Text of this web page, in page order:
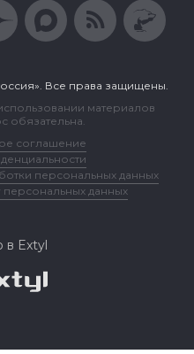
Все права защищены.
материалов
обязательна.
соглашение
персональных данных
данных
в Extyl